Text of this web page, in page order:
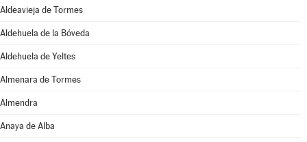
Aldeavieja de Tormes
Aldehuela de la Bóveda
Aldehuela de Yeltes
Almenara de Tormes
Almendra
Anaya de Alba